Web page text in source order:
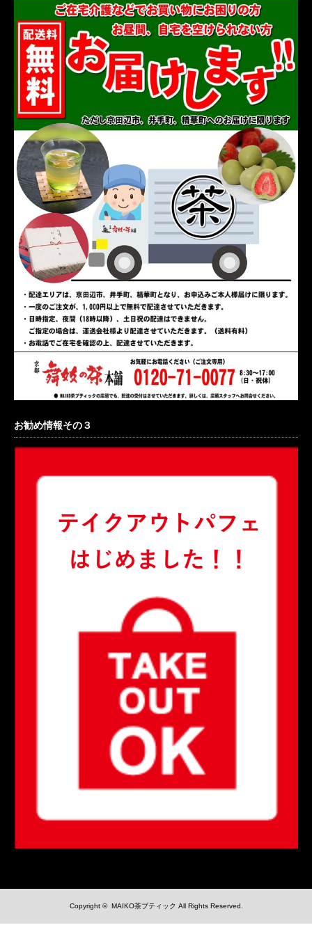
お勧め情報その３
Copyright © MAIKO茶ブティック All Rights Reserved.